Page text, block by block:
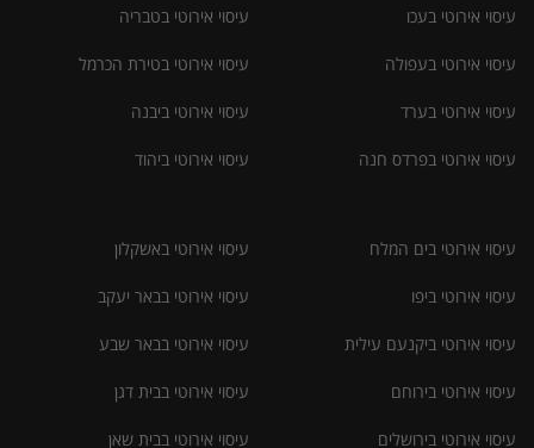
עיסוי אירוטי בעכו
עיסוי אירוטי בעפולה
עיסוי אירוטי בערד
עיסוי אירוטי בפרדס חנה
עיסוי אירוטי בטבריה
עיסוי אירוטי בטירת הכרמל
עיסוי אירוטי ביבנה
עיסוי אירוטי ביהוד
עיסוי אירוטי בים המלח
עיסוי אירוטי ביפו
עיסוי אירוטי ביקנעם עילית
עיסוי אירוטי בירוחם
עיסוי אירוטי בירושלים
עיסוי אירוטי באשקלון
עיסוי אירוטי בבאר יעקב
עיסוי אירוטי בבאר שבע
עיסוי אירוטי בבית דגן
עיסוי אירוטי בבית שאן